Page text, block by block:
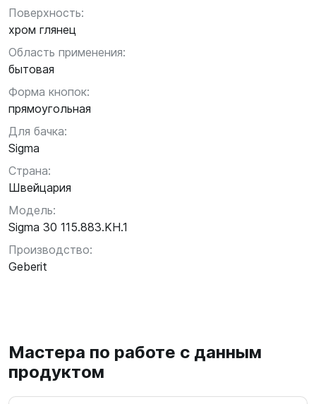
Поверхность:
хром глянец
Область применения:
бытовая
Форма кнопок:
прямоугольная
Для бачка:
Sigma
Страна:
Швейцария
Модель:
Sigma 30 115.883.KH.1
Производство:
Geberit
Мастера по работе с данным
продуктом